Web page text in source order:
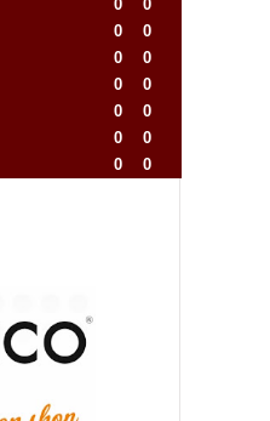
0
0
0
0
0
0
0
0
0
0
0
0
0
0